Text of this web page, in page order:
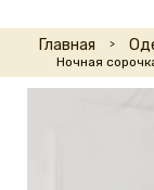
Главная
Ночная